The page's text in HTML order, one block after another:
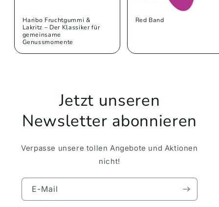
Haribo Fruchtgummi &
Lakritz – Der Klassiker für
gemeinsame
Genussmomente
Red Band
Jetzt unseren
Newsletter abonnieren
Verpasse unsere tollen Angebote und Aktionen
nicht!
E-Mail